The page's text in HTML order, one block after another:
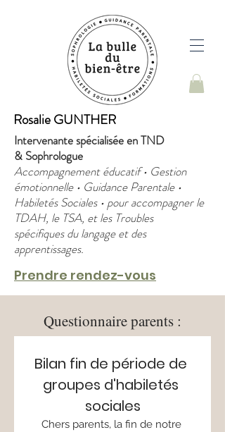
Rosalie GUNTHER
Intervenante spécialisée en TND
& Sophrologue
Accompagnement éducatif • Gestion
émotionnelle • Guidance Parentale •
Habiletés Sociales • pour accompagner le
TDAH, le TSA, et les Troubles
spécifiques du langage et des
apprentissages.
Prendre rendez-vous
Questionnaire parents :
Bilan fin de période de
groupes d'habiletés
sociales
Chers parents, la fin de notre